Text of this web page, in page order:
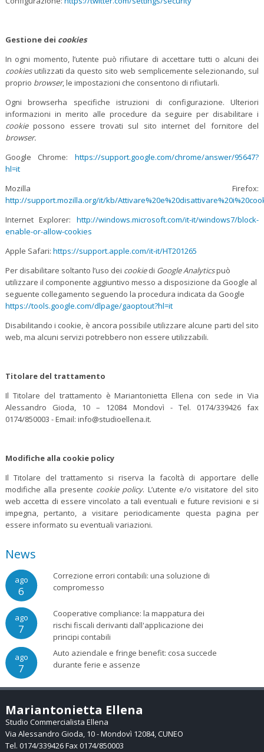
Gestione dei cookies
In ogni momento, l’utente può rifiutare di accettare tutti o alcuni dei
cookiesutilizzati da questo sito web semplicemente selezionando, sul
proprio browser, le impostazioni che consentono di rifiutarli.
Ogni browserha specifiche istruzioni di configurazione. Ulteriori
informazioni in merito alle procedure da seguire per disabilitare i
cookiepossono essere trovati sul sito internet del fornitore del
browser.
Google Chrome:https://support.google.com/chrome/answer/95647?
hl=it
Mozilla Firefox:
http://support.mozilla.org/it/kb/
Internet Explorer:http://windows.microsoft.com/it-it/windows7/block-
enable-or-allow-cookies
Apple Safari: https://support.apple.com/it-it/HT201265
Per disabilitare soltanto l’uso dei cookiedi Google Analyticspuò
utilizzare il componente aggiuntivo messo a disposizione da Google al
seguente collegamento seguendo la procedura indicata da Google
https://tools.google.com/dlpage/gaoptout?hl=it
Disabilitando i cookie, è ancora possibile utilizzare alcune parti del sito
web, ma alcuni servizi potrebbero non essere utilizzabili.
Titolare del trattamento
Il Titolare del trattamento è Mariantonietta Ellena con sede in Via
Alessandro Gioda, 10 – 12084 Mondovì - Tel. 0174/339426 fax
0174/850003 - Email: info@studioellena.it.
Modifiche alla cookie policy
Il Titolare del trattamento si riserva la facoltà di apportare delle
modifiche alla presente cookie policy. L’utente e/o visitatore del sito
web accetta di essere vincolato a tali eventuali e future revisioni e si
impegna, pertanto, a visitare periodicamente questa pagina per
essere informato su eventuali variazioni.
News
ago
6
Correzione errori contabili: una soluzione di
compromesso
ago
7
Cooperative compliance: la mappatura dei
rischi fiscali derivanti dall'applicazione dei
principi contabili
ago
7
Auto aziendale e fringe benefit: cosa succede
durante ferie e assenze
Mariantonietta Ellena
Studio Commercialista Ellena
Via Alessandro Gioda, 10 -Mondovì 12084,CUNEO
Tel. 0174/339426Fax0174/850003